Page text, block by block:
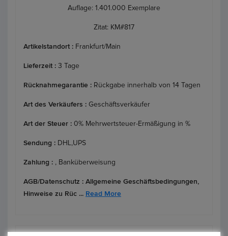
Auflage: 1.401.000 Exemplare
Zitat: KM#817
Artikelstandort : Frankfurt/Main
Lieferzeit : 3 Tage
Rücknahmegarantie : Rückgabe innerhalb von 14 Tagen
Art des Verkäufers : Geschäftsverkäufer
Art der Steuer : 0% Mehrwertsteuer-Ermäßigung in %
Sendung : DHL,UPS
Zahlung : , Banküberweisung
AGB/Datenschutz : Allgemeine Geschäftsbedingungen,
Hinweise zu Rüc ... Read More